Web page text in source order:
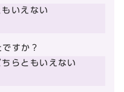
いえない
すか？
ちらともいえない